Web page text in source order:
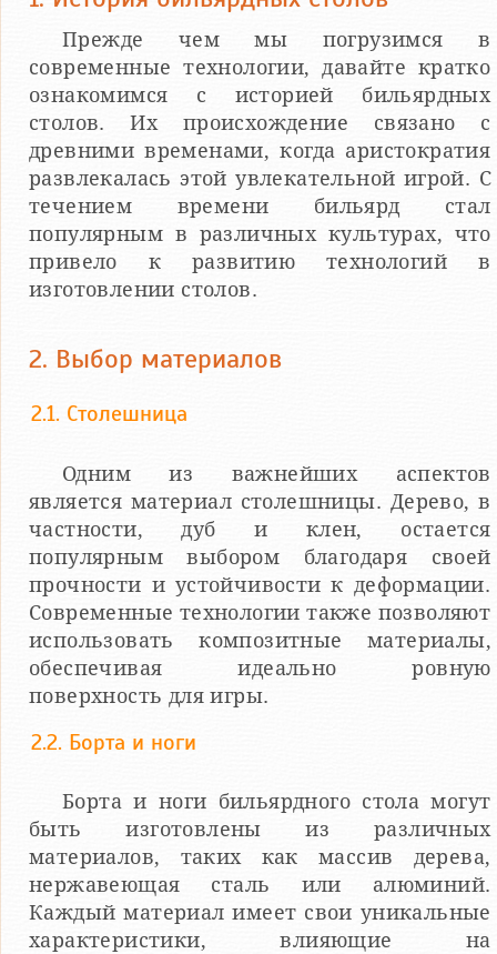
Прежде чем мы погрузимся в
современные технологии, давайте кратко
ознакомимся с историей бильярдных
столов. Их происхождение связано с
древними временами, когда аристократия
развлекалась этой увлекательной игрой. С
течением времени бильярд стал
популярным в различных культурах, что
привело к развитию технологий в
изготовлении столов.
2. Выбор материалов
2.1. Столешница
Одним из важнейших аспектов
является материал столешницы. Дерево, в
частности, дуб и клен, остается
популярным выбором благодаря своей
прочности и устойчивости к деформации.
Современные технологии также позволяют
использовать композитные материалы,
обеспечивая идеально ровную
поверхность для игры.
2.2. Борта и ноги
Борта и ноги бильярдного стола могут
быть изготовлены из различных
материалов, таких как массив дерева,
нержавеющая сталь или алюминий.
Каждый материал имеет свои уникальные
характеристики, влияющие на